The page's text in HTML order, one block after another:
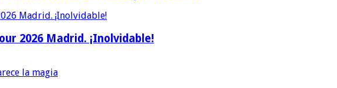
2026 Madrid. ¡Inolvidable!